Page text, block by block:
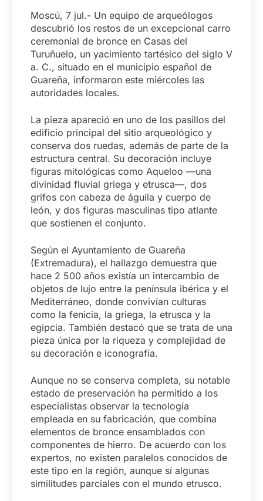
Moscú, 7 jul.- Un equipo de arqueólogos
descubrió los restos de un excepcional carro
ceremonial de bronce en Casas del
Turuñuelo, un yacimiento tartésico del siglo V
a. C., situado en el municipio español de
Guareña, informaron este miércoles las
autoridades locales.
La pieza apareció en uno de los pasillos del
edificio principal del sitio arqueológico y
conserva dos ruedas, además de parte de la
estructura central. Su decoración incluye
figuras mitológicas como Aqueloo —una
divinidad fluvial griega y etrusca—, dos
grifos con cabeza de águila y cuerpo de
león, y dos figuras masculinas tipo atlante
que sostienen el conjunto.
Según el Ayuntamiento de Guareña
(Extremadura), el hallazgo demuestra que
hace 2 500 años existía un intercambio de
objetos de lujo entre la península ibérica y el
Mediterráneo, donde convivían culturas
como la fenicia, la griega, la etrusca y la
egipcia. También destacó que se trata de una
pieza única por la riqueza y complejidad de
su decoración e iconografía.
Aunque no se conserva completa, su notable
estado de preservación ha permitido a los
especialistas observar la tecnología
empleada en su fabricación, que combina
elementos de bronce ensamblados con
componentes de hierro. De acuerdo con los
expertos, no existen paralelos conocidos de
este tipo en la región, aunque sí algunas
similitudes parciales con el mundo etrusco.